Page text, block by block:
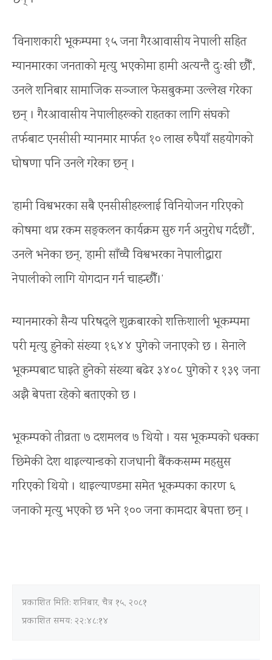
‘विनाशकारी भूकम्पमा १५ जना गैरआवासीय नेपाली सहित
म्यानमारका जनताको मृत्यु भएकोमा हामी अत्यन्तै दुःखी छौँ’,
उनले शनिबार सामाजिक सञ्जाल फेसबुकमा उल्लेख गरेका
छन् । गैरआवासीय नेपालीहरूको राहतका लागि संघको
तर्फबाट एनसीसी म्यानमार मार्फत १० लाख रुपैयाँ सहयोगको
घोषणा पनि उनले गरेका छन् ।
‘हामी विश्वभरका सबै एनसीसीहरूलाई विनियोजन गरिएको
कोषमा थप्न रकम सङ्कलन कार्यक्रम सुरु गर्न अनुरोध गर्दछौं’,
उनले भनेका छन्, ‘हामी साँच्चै विश्वभरका नेपालीद्वारा
नेपालीको लागि योगदान गर्न चाहन्छौँ।’
म्यानमारको सैन्य परिषद्ले शुक्रबारको शक्तिशाली भूकम्पमा
परी मृत्यु हुनेको संख्या १६४४ पुगेको जनाएको छ । सेनाले
भूकम्पबाट घाइते हुनेको संख्या बढेर ३४०८ पुगेको र १३९ जना
अझै बेपत्ता रहेको बताएको छ ।
भूकम्पको तीव्रता ७ दशमलव ७ थियो । यस भूकम्पको धक्का
छिमेकी देश थाइल्यान्डको राजधानी बैंककसम्म महसुस
गरिएको थियो । थाइल्याण्डमा समेत भूकम्पका कारण ६
जनाको मृत्यु भएको छ भने १०० जना कामदार बेपत्ता छन् ।
प्रकाशित मिति:शनिबार, चैत्र १५, २०८१
प्रकाशित समय: २२:४८:१४